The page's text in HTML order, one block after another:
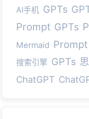
AI手机 GPTs
Prompt GPTs
Mermaid Prompt
搜索引擎 GPTs
ChatGPT